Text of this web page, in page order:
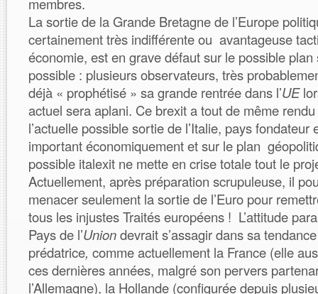
La sortie de la Grande Bretagne de l’Europe
certainement très indifférente ou avantageuse
économie, est en grave défaut sur le possible
possible : plusieurs observateurs, très
déjà « prophétisé » sa grande rentrée dans l’UE
actuel sera aplani. Ce brexit a tout de même
l’actuelle possible sortie de l’Italie, pays fondateur
important économiquement et sur le plan
possible italexit ne mette en crise totale tout le
Actuellement, après préparation scrupuleuse, il
menacer seulement la sortie de l’Euro pour
tous les injustes Traités européens ! L’attitude
Pays de l’Uniondevrait s’assagir dans sa
prédatrice, comme actuellement la France (elle
ces dernières années, malgré son pervers
l’Allemagne), la Hollande (configurée depuis